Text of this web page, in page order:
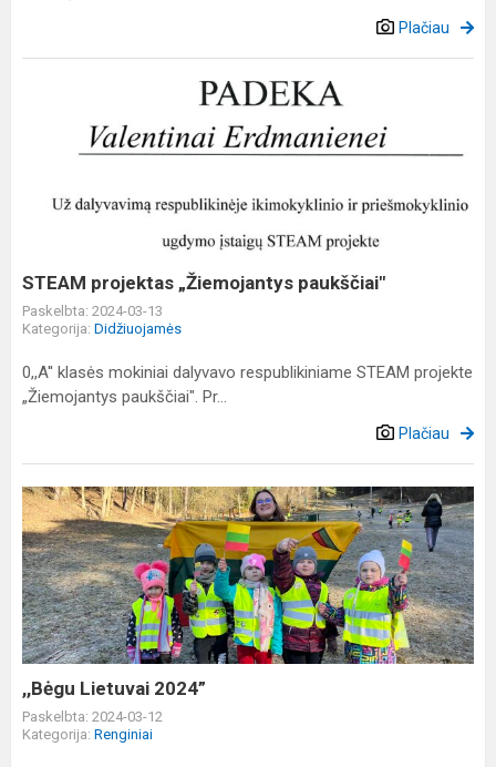
Plačiau
„Žiemojantys
STEAM projektas „Žiemojantys paukščiai"
Paskelbta: 2024-03-13
Kategorija: Didžiuojamės
0,,A'' klasės mokiniai dalyvavo respublikiniame STEAM projekte
„Žiemojantys paukščiai". Pr...
Plačiau
,,Bėgu
Lietuvai
2024”
,,Bėgu Lietuvai 2024”
Paskelbta: 2024-03-12
Kategorija: Renginiai